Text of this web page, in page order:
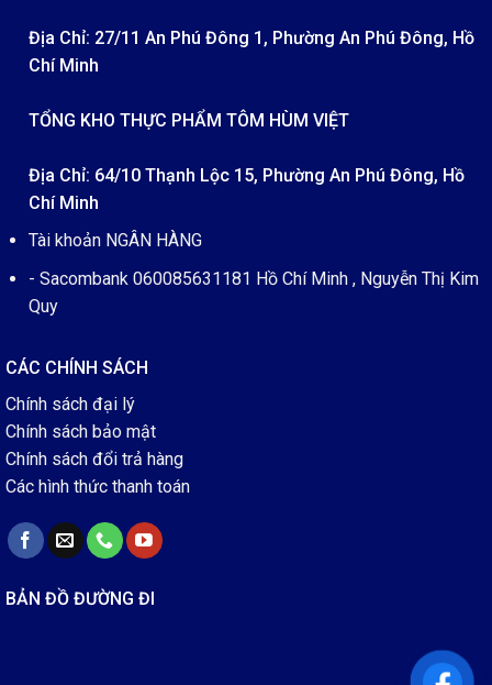
Địa Chỉ: 27/11 An Phú Đông 1, Phường An Phú Đông, Hồ
Chí Minh
TỔNG KHO THỰC PHẨM TÔM HÙM VIỆT
Địa Chỉ: 64/10 Thạnh Lộc 15, Phường An Phú Đông, Hồ
Chí Minh
Tài khoản NGÂN HÀNG
- Sacombank 060085631181 Hồ Chí Minh , Nguyễn Thị Kim
Quy
CÁC CHÍNH SÁCH
Chính sách đại lý
Chính sách bảo mật
Chính sách đổi trả hàng
Các hình thức thanh toán
BẢN ĐỒ ĐƯỜNG ĐI